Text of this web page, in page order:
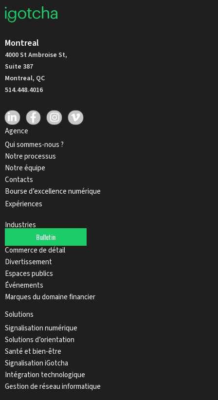
Montreal
4000 St Ambroise St,
Suite 387
Montreal, QC
514.448.4016
Agence
Qui sommes-nous ?
Notre processus
Notre équipe
Contacts
Bourse d’excellence numérique
Expériences
Bulletin
Industries
Automobile
Commerce de détail
Divertissement
Espaces publics
Événements
Marques du domaine financier
Solutions
Signalisation numérique
Solutions d’orientation
Santé et bien-être
Signalisation iGotcha
Intégration technologique
Gestion de réseau informatique